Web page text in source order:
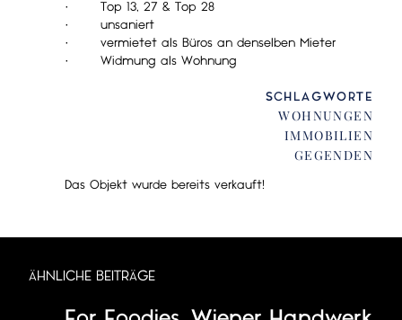
· Top 13, 27 & Top 28
· unsaniert
· vermietet als Büros an denselben Mieter
· Widmung als Wohnung
SCHLAGWORTE
WOHNUNGEN
IMMOBILIEN
GEGENDEN
Das Objekt wurde bereits verkauft!
ÄHNLICHE BEITRÄGE